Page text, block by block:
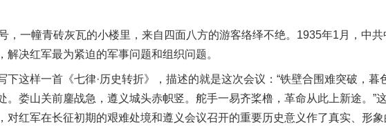
一幢青砖灰瓦的小楼里，来自四面八方的游客络绎不绝。1935年1月，中共
决红军最为紧迫的军事问题和组织问题。
样一首《七律·历史转折》，描述的就是这次会议：“铁壁合围难突破，暮
。娄山关前鏖战急，遵义城头赤帜竖。舵手一易齐桨橹，革命从此上新途。”
对红军在长征初期的艰难处境和遵义会议召开的重要历史意义作了真实、形